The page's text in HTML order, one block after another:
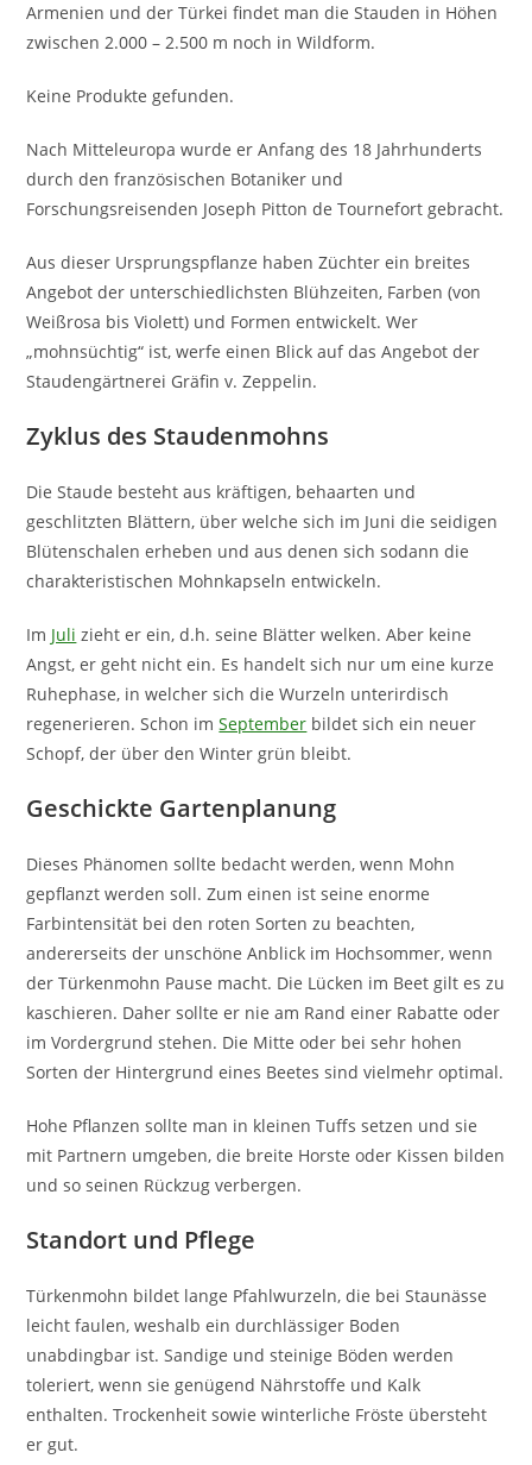
Armenien und der Türkei findet man die Stauden in Höhen
zwischen 2.000 – 2.500 m noch in Wildform.
Keine Produkte gefunden.
Nach Mitteleuropa wurde er Anfang des 18 Jahrhunderts
durch den französischen Botaniker und
Forschungsreisenden Joseph Pitton de Tournefort gebracht.
Aus dieser Ursprungspflanze haben Züchter ein breites
Angebot der unterschiedlichsten Blühzeiten, Farben (von
Weißrosa bis Violett) und Formen entwickelt. Wer
„mohnsüchtig“ ist, werfe einen Blick auf das Angebot der
Staudengärtnerei Gräfin v. Zeppelin.
Zyklus des Staudenmohns
Die Staude besteht aus kräftigen, behaarten und
geschlitzten Blättern, über welche sich im Juni die seidigen
Blütenschalen erheben und aus denen sich sodann die
charakteristischen Mohnkapseln entwickeln.
Im Juli zieht er ein, d.h. seine Blätter welken. Aber keine
Angst, er geht nicht ein. Es handelt sich nur um eine kurze
Ruhephase, in welcher sich die Wurzeln unterirdisch
regenerieren. Schon imSeptember bildet sich ein neuer
Schopf, der über den Winter grün bleibt.
Geschickte Gartenplanung
Dieses Phänomen sollte bedacht werden, wenn Mohn
gepflanzt werden soll. Zum einen ist seine enorme
Farbintensität bei den roten Sorten zu beachten,
andererseits der unschöne Anblick im Hochsommer, wenn
der Türkenmohn Pause macht. Die Lücken im Beet gilt es zu
kaschieren. Daher sollte er nie am Rand einer Rabatte oder
im Vordergrund stehen. Die Mitte oder bei sehr hohen
Sorten der Hintergrund eines Beetes sind vielmehr optimal.
Hohe Pflanzen sollte man in kleinen Tuffs setzen und sie
mit Partnern umgeben, die breite Horste oder Kissen bilden
und so seinen Rückzug verbergen.
Standort und Pflege
Türkenmohn bildet lange Pfahlwurzeln, die bei Staunässe
leicht faulen, weshalb ein durchlässiger Boden
unabdingbar ist. Sandige und steinige Böden werden
toleriert, wenn sie genügend Nährstoffe und Kalk
enthalten. Trockenheit sowie winterliche Fröste übersteht
er gut.